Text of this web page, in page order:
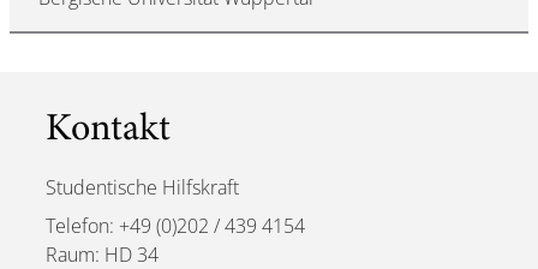
Kontakt
Studentische Hilfskraft
Telefon: +49 (0)202 / 439 4154
Raum: HD 34